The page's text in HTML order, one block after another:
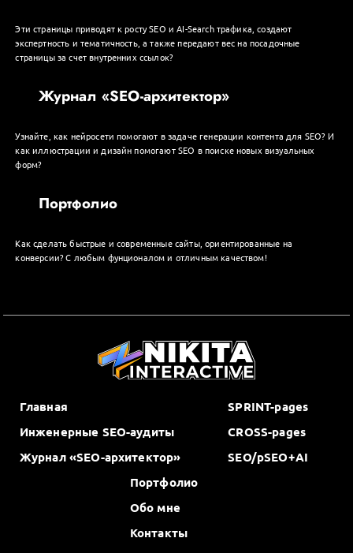
Эти страницы приводят к росту SEO и AI-Search трафика, создают
экспертность и тематичность, а также передают вес на посадочные
страницы за счет внутренних ссылок?
Журнал «SEO-архитектор»
Узнайте, как нейросети помогают в задаче генерации контента для SEO? И
как иллюстрации и дизайн помогают SEO в поиске новых визуальных
форм?
Портфолио
Как сделать быстрые и современные сайты, ориентированные на
конверсии? С любым фунционалом и отличным качеством!
Главная
Инженерные SEO-аудиты
Журнал «SEO-архитектор»
SPRINT-pages
CROSS-pages
SEO/pSEO+AI
Портфолио
Обо мне
Контакты